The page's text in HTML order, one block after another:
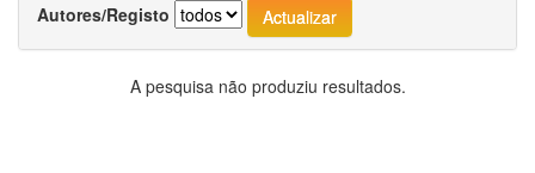
Autores/Registo
A pesquisa não produziu resultados.